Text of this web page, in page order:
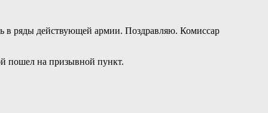
в ряды действующей армии. Поздравляю. Комиссар
пошел на призывной пункт.